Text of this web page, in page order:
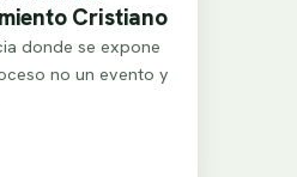
Cristiano
donde se expone
no un evento y